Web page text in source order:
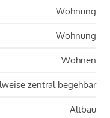
Wohnung
Wohnung
Wohnen
zentral begehbar
Altbau